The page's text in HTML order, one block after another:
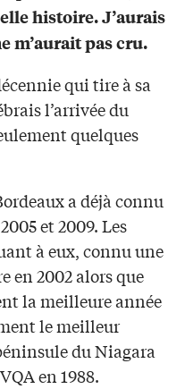
histoire. J’aurais
m’aurait pas cru.
qui tire à sa
l’arrivée du
quelques
a déjà connu
et 2009. Les
à eux, connu une
en 2002 alors que
la meilleure année
le meilleur
du Niagara
en 1988.